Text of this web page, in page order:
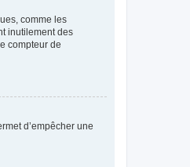
comme les
inutilement des
compteur de
d’empêcher une